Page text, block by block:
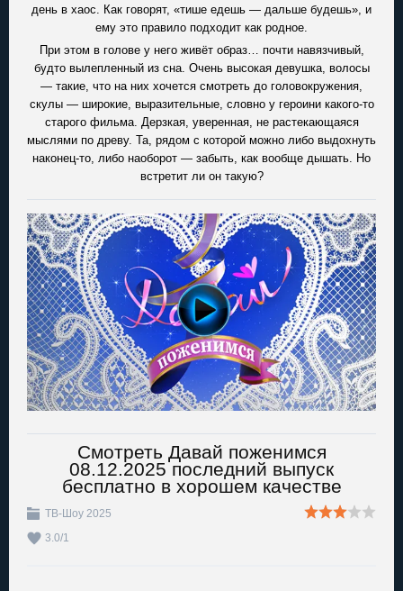
день в хаос. Как говорят, «тише едешь — дальше будешь», и
ему это правило подходит как родное.
При этом в голове у него живёт образ… почти навязчивый,
будто вылепленный из сна. Очень высокая девушка, волосы
— такие, что на них хочется смотреть до головокружения,
скулы — широкие, выразительные, словно у героини какого-то
старого фильма. Дерзкая, уверенная, не растекающаяся
мыслями по древу. Та, рядом с которой можно либо выдохнуть
наконец-то, либо наоборот — забыть, как вообще дышать. Но
встретит ли он такую?
Смотреть Давай поженимся
08.12.2025 последний выпуск
бесплатно в хорошем качестве
ТВ-Шоу 2025
3.0/1